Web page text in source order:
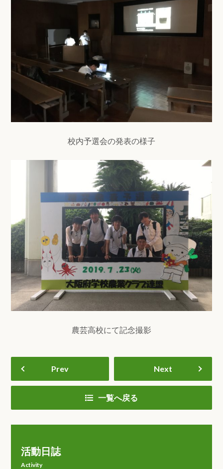
校内予選会の発表の様子
農芸高校にて記念撮影
Prev Next
一覧へ戻る
活動日誌
Activity